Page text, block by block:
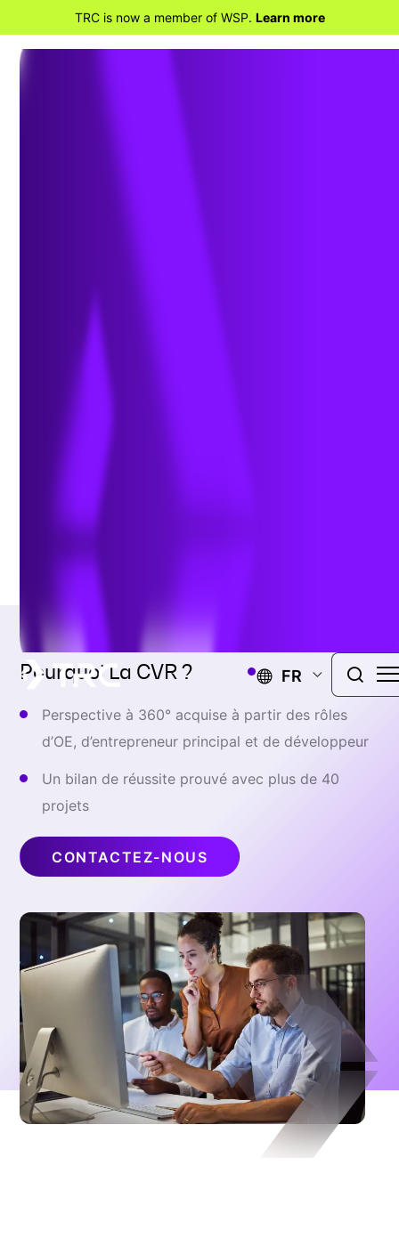
TRC is now a member of WSP. Learn more
FR
Solutions RE POWER® pour
centrales électriques
Pourquoi La CVR ?
Perspective à 360° acquise à partir des rôles
d’OE, d’entrepreneur principal et de développeur
Un bilan de réussite prouvé avec plus de 40
projets
CONTACTEZ-NOUS